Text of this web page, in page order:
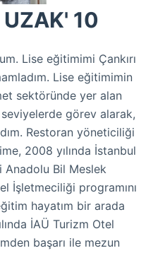
10
Lise eğitimimi Çankırı
Lise eğitimimin
sektöründe yer alan
görev alarak,
Restoran yöneticiliği
2008 yılında İstanbul
Anadolu Bil Meslek
İşletmeciliği programını
hayatım bir arada
İAÜ Turizm Otel
başarı ile mezun